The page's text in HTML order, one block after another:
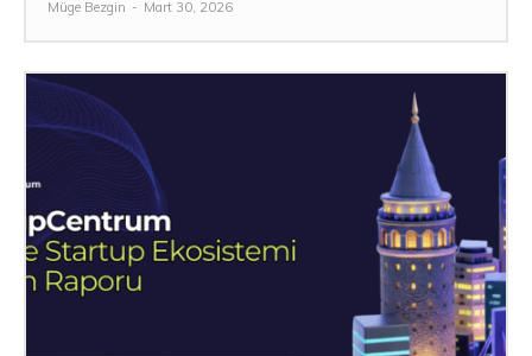
Müge Bezgin - Mart 30, 2026